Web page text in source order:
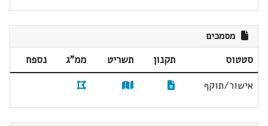
מסמכים
סטטוס תקנון תשריט ממ"ג
נספח
אישור/תוקף